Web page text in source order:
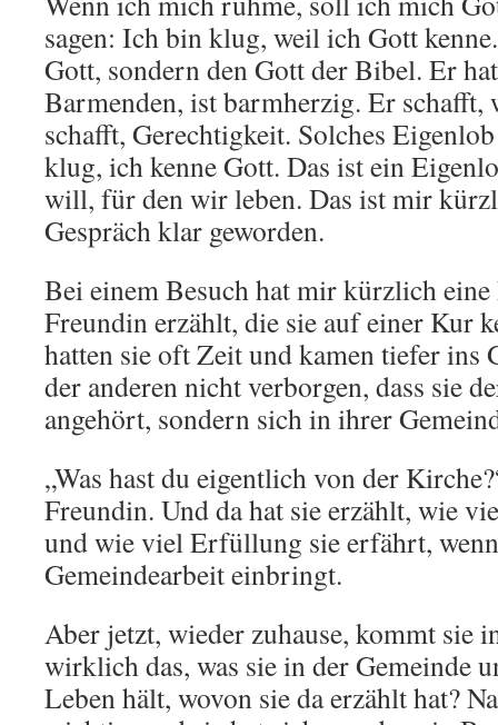
sagen: Ich bin klug, weil ich Gott
Gott, sondern den Gott der Bibel. Er
Barmenden, ist barmherzig. Er schafft,
schafft, Gerechtigkeit. Solches
klug, ich kenne Gott. Das ist ein
will, für den wir leben. Das ist mir
Gespräch klar geworden.
Bei einem Besuch hat mir kürzlich
Freundin erzählt, die sie auf einer Kur
hatten sie oft Zeit und kamen tiefer ins
der anderen nicht verborgen, dass sie
angehört, sondern sich in ihrer
„Was hast du eigentlich von der
Freundin. Und da hat sie erzählt, wie
und wie viel Erfüllung sie erfährt,
Gemeindearbeit einbringt.
Aber jetzt, wieder zuhause, kommt sie
wirklich das, was sie in der Gemeinde
Leben hält, wovon sie da erzählt hat?